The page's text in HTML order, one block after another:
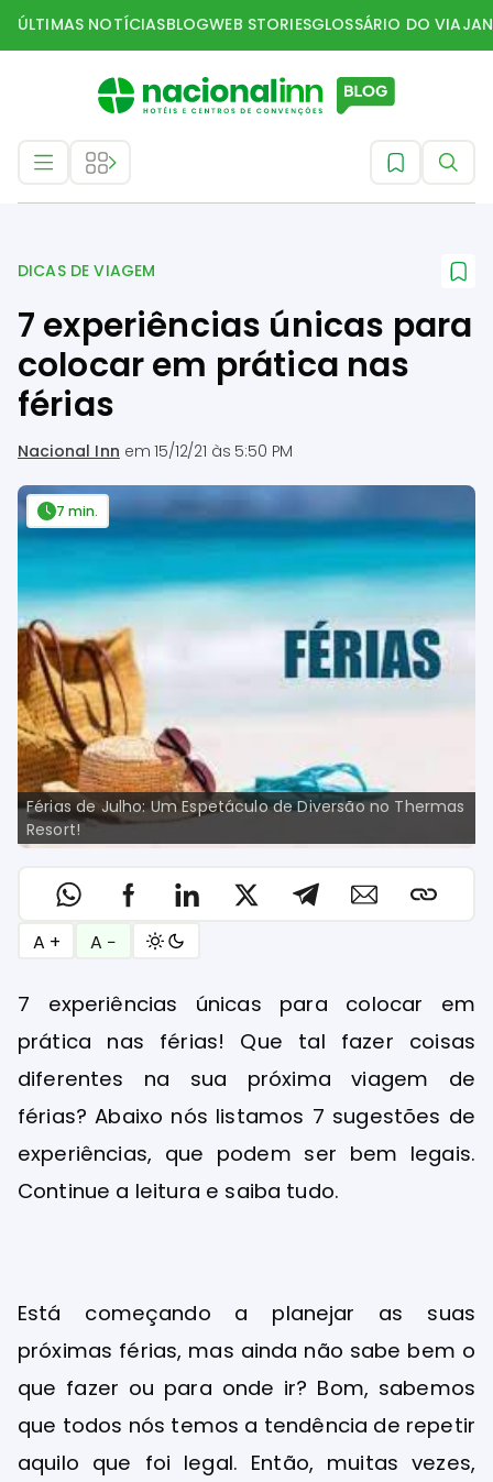
ÚLTIMAS NOTÍCIASBLOGWEB STORIESGLOSSÁRIO DO
DICAS DE VIAGEM
7 experiências únicas para
colocar em prática nas
férias
Nacional Inn em15/12/21 às 5:50 PM
Férias de Julho: Um Espetáculo de Diversão no Thermas
Resort!
7 min.
A + A −
7 experiências únicas para colocar em
prática nas férias! Que tal fazer coisas
diferentes na sua próxima viagem de
férias? Abaixo nós listamos 7 sugestões de
experiências, que podem ser bem legais.
Continue a leitura e saiba tudo.
Está começando a planejar as suas
próximas férias, mas ainda não sabe bem o
que fazer ou para onde ir? Bom, sabemos
que todos nós temos a tendência de repetir
aquilo que foi legal. Então, muitas vezes,